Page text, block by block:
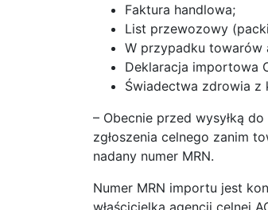
Faktura handlowa;
List przewozowy
W przypadku towarów
Deklaracja importowa
Świadectwa zdrowia z
– Obecnie przed wysyłką
zgłoszenia celnego zanim
nadany numer MRN.
Numer MRN importu jest
właścicielka agencji celnej